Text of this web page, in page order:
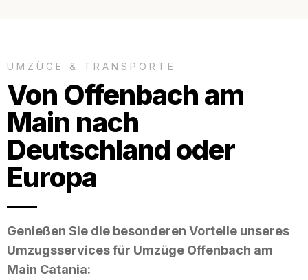
UMZÜGE & TRANSPORTE
Von Offenbach am
Main nach
Deutschland oder
Europa
Genießen Sie die besonderen Vorteile unseres
Umzugsservices für Umzüge Offenbach am
Main Catania: